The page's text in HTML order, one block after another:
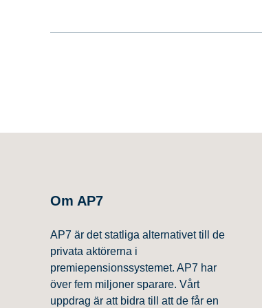
Om AP7
AP7 är det statliga alternativet till de
privata aktörerna i
premiepensionssystemet. AP7 har
över fem miljoner sparare. Vårt
uppdrag är att bidra till att de får en